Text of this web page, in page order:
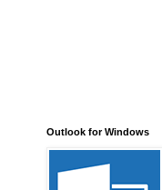
Outlook for Windows